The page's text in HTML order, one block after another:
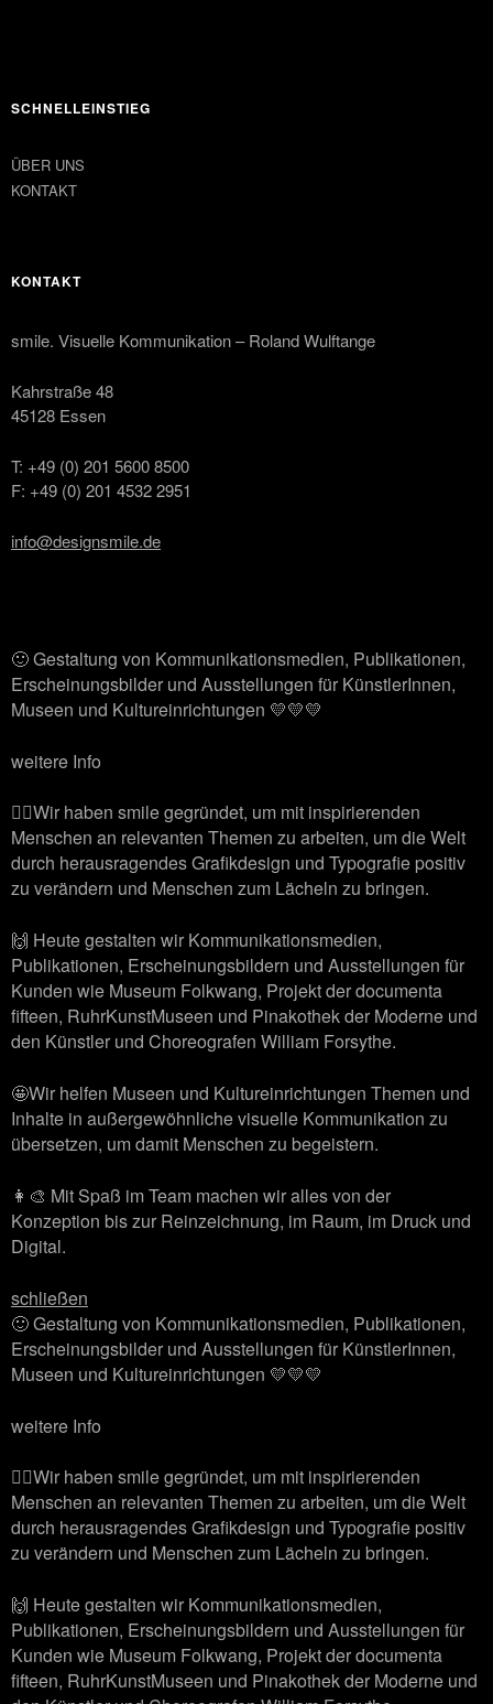
SCHNELLEINSTIEG
ÜBER UNS
KONTAKT
KONTAKT
smile. Visuelle Kommunikation – Roland Wulftange
Kahrstraße 48
45128 Essen
T: +49 (0) 201 5600 8500
F: +49 (0) 201 4532 2951
info@designsmile.de
🙂 Gestaltung von Kommunikationsmedien, Publikationen,
Erscheinungsbilder und Ausstellungen für KünstlerInnen,
Museen und Kultureinrichtungen 💛💛💛
weitere Info
🙋‍♂️Wir haben smile gegründet, um mit inspirierenden
Menschen an relevanten Themen zu arbeiten, um die Welt
durch herausragendes Grafikdesign und Typografie positiv
zu verändern und Menschen zum Lächeln zu bringen.
🙌 Heute gestalten wir Kommunikationsmedien,
Publikationen, Erscheinungsbildern und Ausstellungen für
Kunden wie Museum Folkwang, Projekt der documenta
fifteen, RuhrKunstMuseen und Pinakothek der Moderne und
den Künstler und Choreografen William Forsythe.
🤩Wir helfen Museen und Kultureinrichtungen Themen und
Inhalte in außergewöhnliche visuelle Kommunikation zu
übersetzen, um damit Menschen zu begeistern.
👩‍🎨 Mit Spaß im Team machen wir alles von der
Konzeption bis zur Reinzeichnung, im Raum, im Druck und
Digital.
schließen
🙂 Gestaltung von Kommunikationsmedien, Publikationen,
Erscheinungsbilder und Ausstellungen für KünstlerInnen,
Museen und Kultureinrichtungen 💛💛💛
weitere Info
🙋‍♂️Wir haben smile gegründet, um mit inspirierenden
Menschen an relevanten Themen zu arbeiten, um die Welt
durch herausragendes Grafikdesign und Typografie positiv
zu verändern und Menschen zum Lächeln zu bringen.
🙌 Heute gestalten wir Kommunikationsmedien,
Publikationen, Erscheinungsbildern und Ausstellungen für
Kunden wie Museum Folkwang, Projekt der documenta
fifteen, RuhrKunstMuseen und Pinakothek der Moderne und